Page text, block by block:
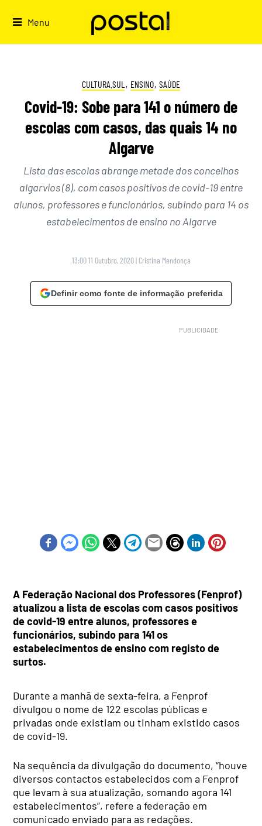
Menu
CULTURA.SUL , ENSINO, SAÚDE
Covid-19: Sobe para 141 o número de
escolas com casos, das quais 14 no
Algarve
Lista das escolas abrange metade dos concelhos
algarvios (8), com casos positivos de covid-19 entre
alunos, professores e funcionários, subindo para 14 os
estabelecimentos de ensino no Algarve
13:00 11 Outubro, 2020 | Cristina Mendonça
Definir como fonte de informação preferida
A Federação Nacional dos Professores (Fenprof)
atualizou a lista de escolas com casos positivos
de covid-19 entre alunos, professores e
funcionários, subindo para 141 os
estabelecimentos de ensino com registo de
surtos.
Durante a manhã de sexta-feira, a Fenprof
divulgou o nome de 122 escolas públicas e
privadas onde existiam ou tinham existido casos
de covid-19.
Na sequência da divulgação do documento, “houve
diversos contactos estabelecidos com a Fenprof
que levam à sua atualização, somando agora 141
estabelecimentos”, refere a federação em
comunicado enviado para as redações.